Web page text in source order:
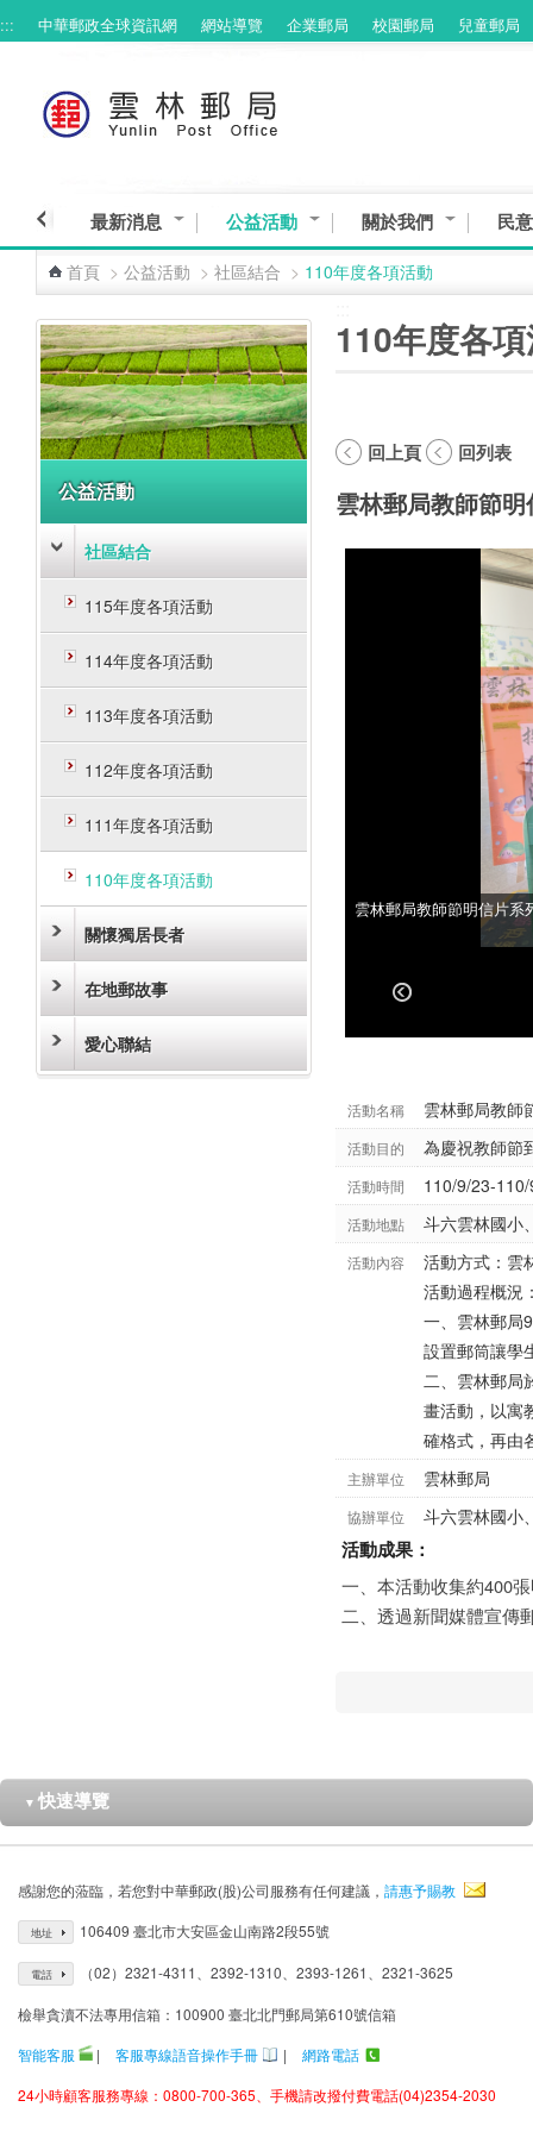
跳到主要內容區塊
::: 中華郵政全球資訊網 網站導覽 企業郵局 校園郵局 兒童郵局
最新消息 公益活動 關於我們 民
首頁 > 公益活動 > 社區結合 > 110年度各項活動
公益活動
社區結合
115年度各項活動
114年度各項活動
113年度各項活動
112年度各項活動
111年度各項活動
110年度各項活動
關懷獨居長者
在地郵故事
愛心聯結
110年度各
回上頁 回列表
雲林郵局教師節
雲林郵局教師節明信片系
雲林郵局教師節明信片系
活動名稱 雲林郵局教師
活動目的 為慶祝教師節
活動時間 110/9/23-
活動地點 斗六雲林國小
活動內容
活動方式：雲
活動過程概況
一、雲林郵局
設置郵筒讓學
二、雲林郵局
畫活動，以寓
確格式，再由
主辦單位 雲林郵局
協辦單位 斗六雲林國小
活動成果：
一、本活動收集約400
二、透過新聞媒體宣傳
▼ 快速導覽
感謝您的蒞臨，若您對中華郵政(股)公司服務有任何建議， 請惠予賜教
地址 106409 臺北市大安區金山南路2段55號
電話 （02）2321-4311、2392-1310、2393-1261、2321-3625
檢舉貪瀆不法專用信箱：100900 臺北北門郵局第610號信箱
智能客服
| 客服專線語音操作手冊 |
網路電話
24小時顧客服務專線：0800-700-365、手機請改撥付費電話(04)2354-2030